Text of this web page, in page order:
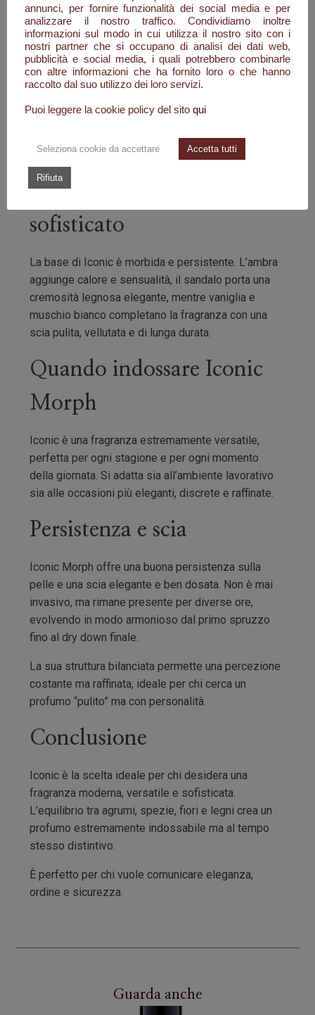
Un cuore elegante e
strutturato
Nel cuore della fragranza emergono iris e
sofisticato e moderno. Il legno di cedro dona
struttura e profondità, bilanciando perfettamente la
parte più luminosa della composizione.
Un fondo caldo e
sofisticato
La base di Iconic è morbida e persistente. L’ambra
aggiunge calore e sensualità, il sandalo porta una
cremosità legnosa elegante, mentre vaniglia e
muschio bianco completano la fragranza con una
scia pulita, vellutata e di lunga durata.
Quando indossare Iconic
Morph
Iconic è una fragranza estremamente versatile,
perfetta per ogni stagione e per ogni momento
della giornata. Si adatta sia all’ambiente lavorativo
sia alle occasioni più eleganti, discrete e raffinate.
Persistenza e scia
Iconic Morph offre una buona persistenza sulla
pelle e una scia elegante e ben dosata. Non è mai
invasivo, ma rimane presente per diverse ore,
evolvendo in modo armonioso dal primo spruzzo
fino al dry down finale.
La sua struttura bilanciata permette una percezione
costante ma raffinata, ideale per chi cerca un
profumo “pulito” ma con personalità.
Conclusione
Iconic è la scelta ideale per chi desidera una
fragranza moderna, versatile e sofisticata.
L’equilibrio tra agrumi, spezie, fiori e legni crea un
profumo estremamente indossabile ma al tempo
stesso distintivo.
È perfetto per chi vuole comunicare eleganza,
ordine e sicurezza.
Guarda anche
annunci, per fornire funzionalità dei social media e per
analizzare il nostro traffico. Condividiamo inoltre
informazioni sul modo in cui utilizza il nostro sito con i
nostri partner che si occupano di analisi dei dati web,
pubblicità e social media, i quali potrebbero combinarle
con altre informazioni che ha fornito loro o che hanno
raccolto dal suo utilizzo dei loro servizi.
Puoi leggere la cookie policy del sito qui
Seleziona cookie da accettare Accetta tutti
Rifiuta